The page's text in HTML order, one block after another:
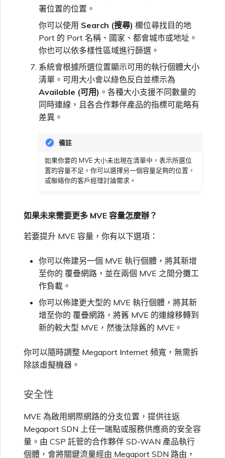
署位置的位置。
你可以使用 Search (搜尋) 欄位尋找目的地
Port 的 Port 名稱、國家、都會城市或地址。
你也可以依多樣性區域進行篩選。
系統會根據所選位置顯示可用的執行個體大小
清單。可用大小會以綠色反白並標示為
Available (可用) 。各種大小支援不同數量的
同時連線，且各合作夥伴產品的指標可能略有
差異。
備註
如果你要的 MVE 大小未出現在清單中，表示所選位
置的容量不足。你可以選擇另一個容量足夠的位置，
或聯絡你的客戶經理討論需求。
如果未來需要更多 MVE 容量怎麼辦？
若要提升 MVE 容量，你有以下選項：
你可以佈建另一個 MVE 執行個體，將其新增
至你的 覆疊網路，並在兩個 MVE 之間分攤工
作負載。
你可以佈建更大型的 MVE 執行個體，將其新
增至你的 覆疊網路，將舊 MVE 的連線移轉到
新的較大型 MVE，然後汰除舊的 MVE。
你可以隨時調整 Megaport Internet 頻寬，無需拆
除該虛擬機器。
安全性
MVE 為啟用網際網路的分支位置，提供往返
Megaport SDN 上任一端點或服務供應商的安全容
量。由 CSP 託管的合作夥伴 SD-WAN 產品執行
個體，會將關鍵流量經由 Megaport SDN 路由，